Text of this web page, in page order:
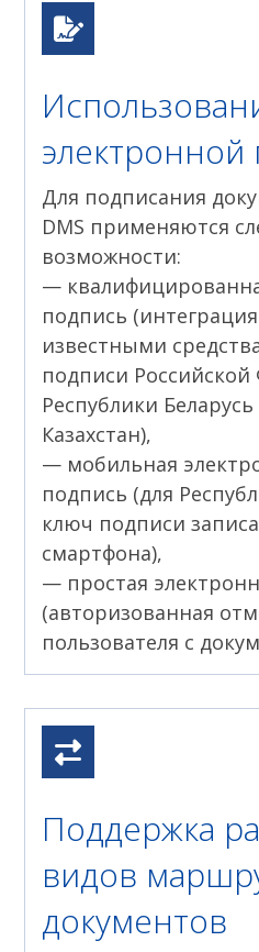
электронной
Для подписания
DMS применяются
возможности:
—
подпись
известными
подписи
Республики
Казахстан),
— мобильная
подпись (для
ключ подписи
смартфона),
— простая
(авторизованная
пользователя с
Поддержка
видов
документов